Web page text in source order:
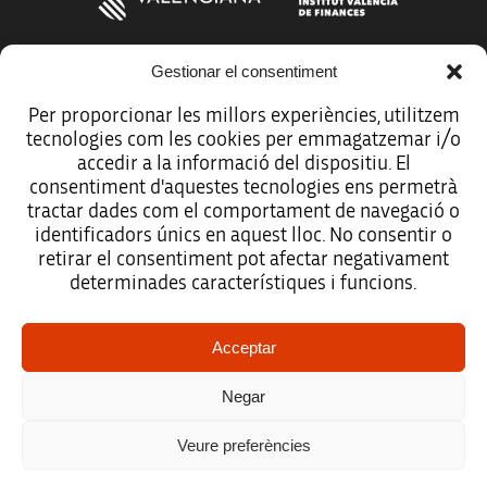
Gestionar el consentiment
Per proporcionar les millors experiències, utilitzem
tecnologies com les cookies per emmagatzemar i/o
accedir a la informació del dispositiu. El
consentiment d'aquestes tecnologies ens permetrà
tractar dades com el comportament de navegació o
identificadors únics en aquest lloc. No consentir o
retirar el consentiment pot afectar negativament
determinades característiques i funcions.
Acceptar
Negar
Veure preferències
Avíso legal
Política de protección de datos
Registro de actividades de tratamiento